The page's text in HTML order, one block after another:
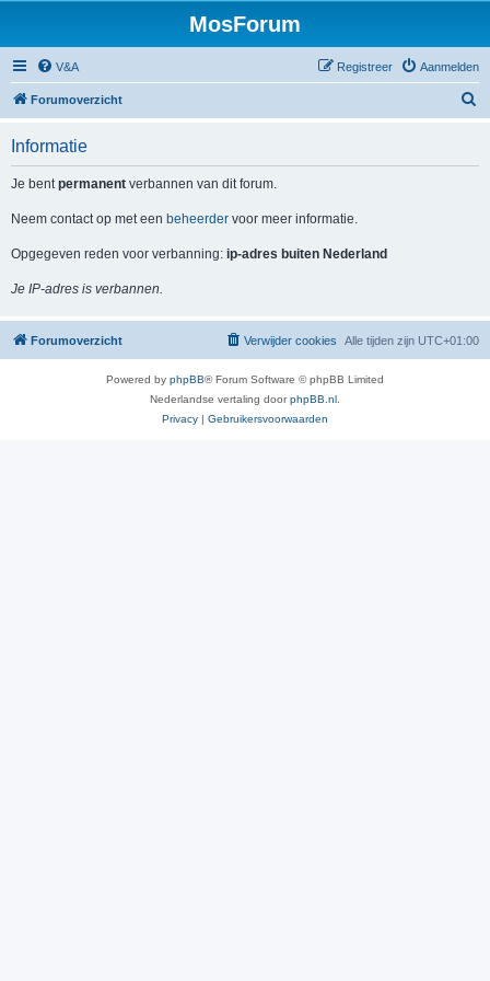
MosForum
V&A Aanmelden
Registreer
Forumoverzicht
Informatie
Je bentpermanent verbannen van dit forum.
Neem contact op met een beheerder voor meer informatie.
Opgegeven reden voor verbanning: ip-adres buiten Nederland
Je IP-adres is verbannen.
Forumoverzicht Alle tijden zijn UTC+01:00
Verwijder cookies
Powered by phpBB® Forum Software © phpBB Limited
Nederlandse vertaling doorphpBB.nl
Privacy | Gebruikersvoorwaarden